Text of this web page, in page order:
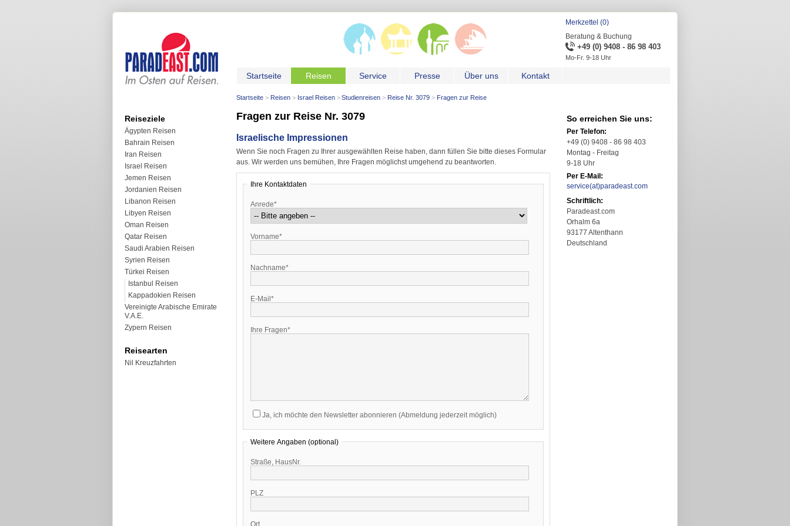
Merkzettel (0)
Beratung & Buchung
+49 (0) 9408 - 86 98 403
Mo-Fr. 9-18 Uhr
Startseite Reisen Service Presse Über uns Kontakt
Startseite Reisen Israel Reisen Studienreisen Reise Nr. 3079 Fragen zur Reise
Fragen zur Reise Nr. 3079
Israelische Impressionen
Wenn Sie noch Fragen zu Ihrer ausgewählten Reise haben, dann füllen Sie bitte dieses Formular
aus. Wir werden uns bemühen, Ihre Fragen möglichst umgehend zu beantworten.
Ihre Kontaktdaten
Anrede*
Vorname*
Nachname*
E-Mail*
Ihre Fragen*
Ja, ich möchte den Newsletter abonnieren (Abmeldung jederzeit möglich)
Weitere Angaben (optional)
Straße, HausNr.
PLZ
Ort
Reiseziele
Ägypten Reisen
Bahrain Reisen
Iran Reisen
Israel Reisen
Jemen Reisen
Jordanien Reisen
Libanon Reisen
Libyen Reisen
Oman Reisen
Qatar Reisen
Saudi Arabien Reisen
Syrien Reisen
Türkei Reisen
Istanbul Reisen
Kappadokien Reisen
Vereinigte Arabische Emirate
V.A.E.
Zypern Reisen
Reisearten
Nil Kreuzfahrten
So erreichen Sie uns:
Per Telefon:
+49 (0) 9408 - 86 98 403
Montag - Freitag
9-18 Uhr
Per E-Mail:
service(at)paradeast.com
Schriftlich:
Paradeast.com
Orhalm 6a
93177 Altenthann
Deutschland